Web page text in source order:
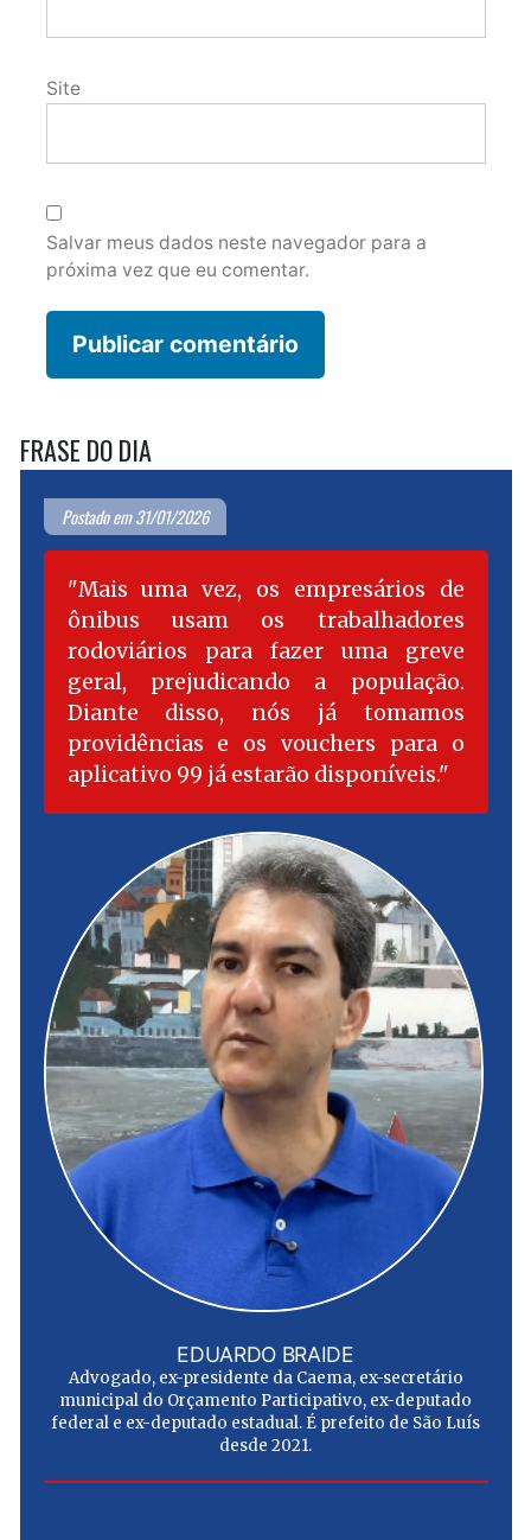
Site
Salvar meus dados neste navegador para a
próxima vez que eu comentar.
FRASE DO DIA
Postado em 31/01/2026
Mais uma vez, os empresários de
ônibus usam os trabalhadores
rodoviários para fazer uma greve
geral, prejudicando a população.
Diante disso, nós já tomamos
providências e os vouchers para o
aplicativo 99 já estarão disponíveis.
EDUARDO BRAIDE
Advogado, ex-presidente da Caema, ex-secretário
municipal do Orçamento Participativo, ex-deputado
federal e ex-deputado estadual. É prefeito de São Luís
desde 2021.